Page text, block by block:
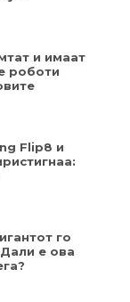
и имаат
роботи
Flip8 и
го
е ова